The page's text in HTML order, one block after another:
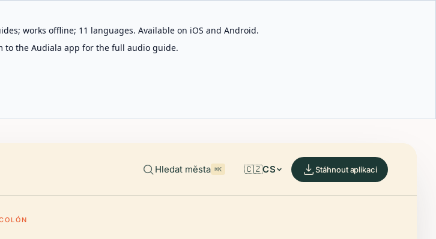
works offline; 11 languages. Available on iOS and Android.
to the Audiala app for the full audio guide.
Hledat města ⌘K 🇨🇿CS Stáhnout aplikaci